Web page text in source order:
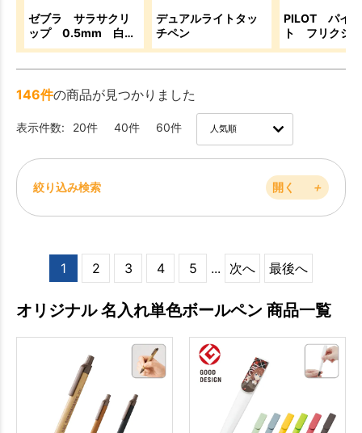
ゼブラ サラサクリ
ップ 0.5mm 白軸
(名入れ専用)
デュアルライトタッ
チペン
PILOT パイ
ト フリクシ
ールノック
146件の商品が見つかりました
表示件数: 20件 40件 60件
絞り込み検索 開く ＋
1 2 3 4 5 ... 次へ 最後へ
オリジナル 名入れ単色ボールペン 商品一覧